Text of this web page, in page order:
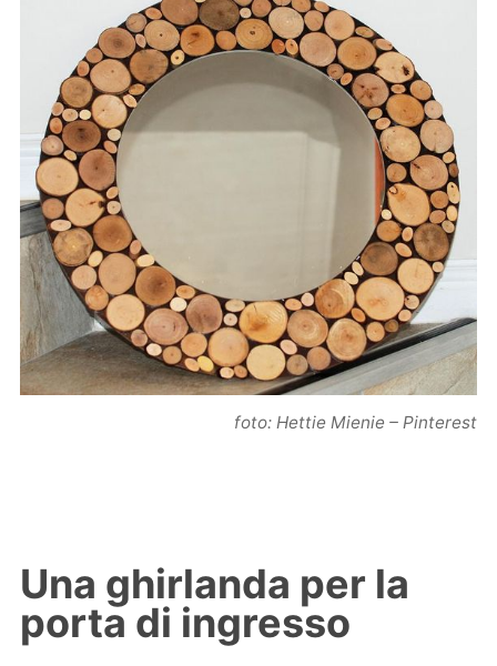
foto: Hettie Mienie – Pinterest
Una ghirlanda per la
porta di ingresso